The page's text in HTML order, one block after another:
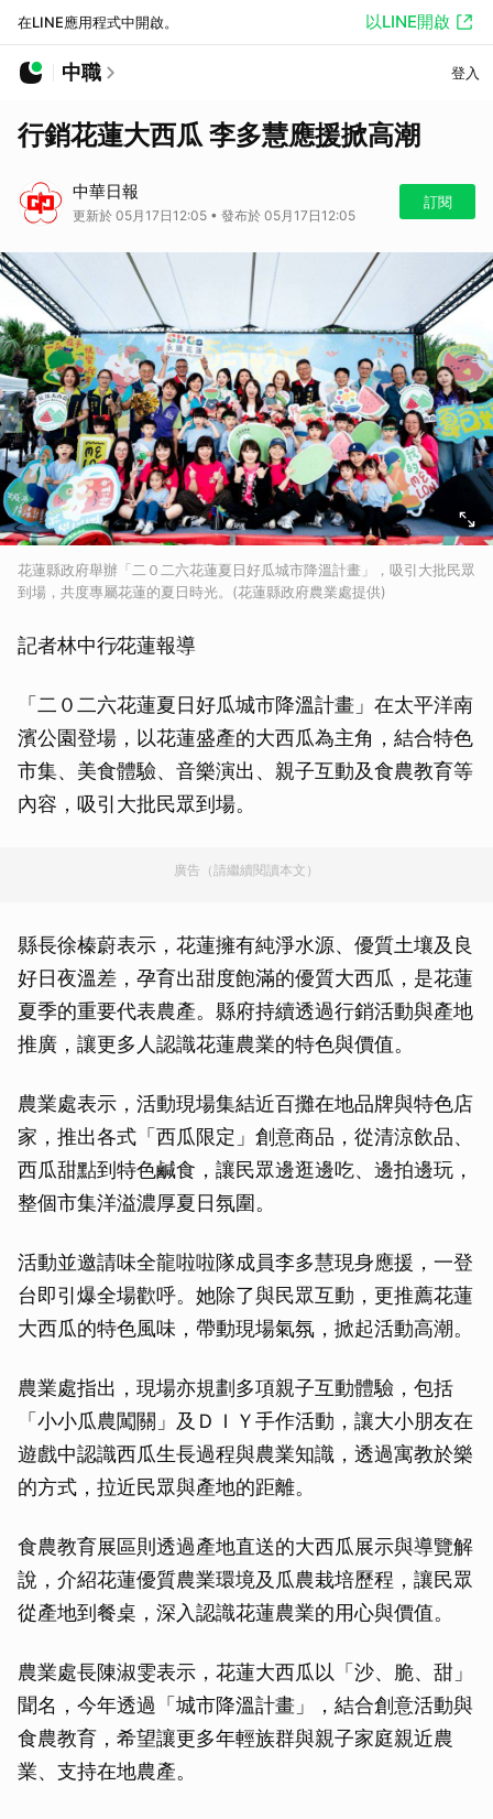
在LINE應用程式中開啟。 以LINE開啟
中職 登入
行銷花蓮大西瓜 李多慧應援掀高潮
中華日報
更新於 05月17日12:05 • 發布於 05月17日12:05
訂閱
花蓮縣政府舉辦「二０二六花蓮夏日好瓜城市降溫計畫」，吸引大批民眾
到場，共度專屬花蓮的夏日時光。(花蓮縣政府農業處提供)
記者林中行∕花蓮報導
「二０二六花蓮夏日好瓜城市降溫計畫」在太平洋南
濱公園登場，以花蓮盛產的大西瓜為主角，結合特色
市集、美食體驗、音樂演出、親子互動及食農教育等
內容，吸引大批民眾到場。
廣告（請繼續閱讀本文）
縣長徐榛蔚表示，花蓮擁有純淨水源、優質土壤及良
好日夜溫差，孕育出甜度飽滿的優質大西瓜，是花蓮
夏季的重要代表農產。縣府持續透過行銷活動與產地
推廣，讓更多人認識花蓮農業的特色與價值。
農業處表示，活動現場集結近百攤在地品牌與特色店
家，推出各式「西瓜限定」創意商品，從清涼飲品、
西瓜甜點到特色鹹食，讓民眾邊逛邊吃、邊拍邊玩，
整個市集洋溢濃厚夏日氛圍。
活動並邀請味全龍啦啦隊成員李多慧現身應援，一登
台即引爆全場歡呼。她除了與民眾互動，更推薦花蓮
大西瓜的特色風味，帶動現場氣氛，掀起活動高潮。
農業處指出，現場亦規劃多項親子互動體驗，包括
「小小瓜農闖關」及ＤＩＹ手作活動，讓大小朋友在
遊戲中認識西瓜生長過程與農業知識，透過寓教於樂
的方式，拉近民眾與產地的距離。
食農教育展區則透過產地直送的大西瓜展示與導覽解
說，介紹花蓮優質農業環境及瓜農栽培歷程，讓民眾
從產地到餐桌，深入認識花蓮農業的用心與價值。
農業處長陳淑雯表示，花蓮大西瓜以「沙、脆、甜」
聞名，今年透過「城市降溫計畫」，結合創意活動與
食農教育，希望讓更多年輕族群與親子家庭親近農
業、支持在地農產。